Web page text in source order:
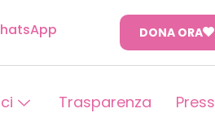
DONA ORA
Trasparenza Press